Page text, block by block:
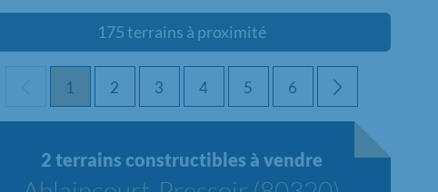
175 terrains à proximité
1 2 3 4 5 6
2 terrains constructibles à vendre